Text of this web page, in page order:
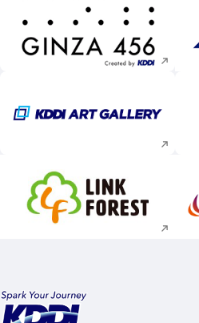
新規ウィンドウで開く
新規ウィンドウで開く
新規ウィンドウで開く